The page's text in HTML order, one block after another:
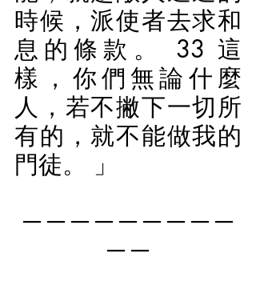
時候，派使者去求和
息的條款。 33 這
樣，你們無論什麼
人，若不撇下一切所
有的，就不能做我的
門徒。 」
—————————
——